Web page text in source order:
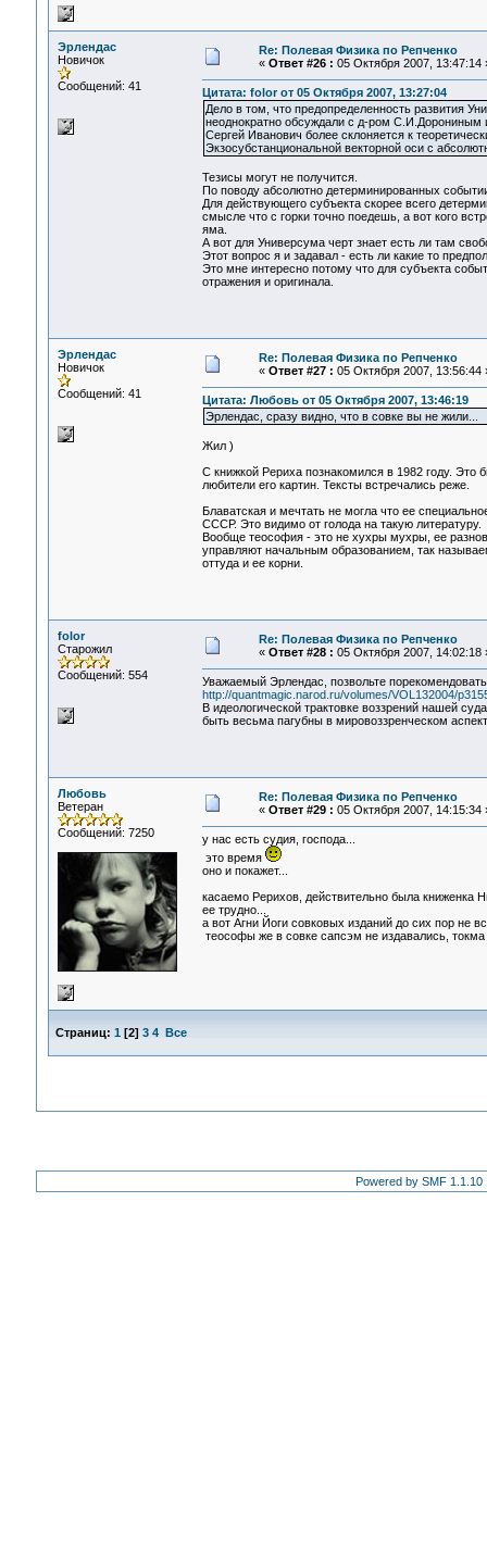
Эрлендас
Новичок
Сообщений: 41
Re: Полевая Физика по Репченко
« Ответ #26 : 05 Октября 2007, 13:47:14
Цитата: folor от 05 Октября 2007, 13:27:04
Дело в том, что предопределенность развития
неоднократно обсуждали с д-ром
Сергей Иванович более склоняется к
Экзосубстанциональной векторной оси с
Тезисы могут не получится.
По поводу абсолютно детерминированных
Для действующего субъекта скорее всего
смысле что с горки точно поедешь, а вот кого
яма.
А вот для Универсума черт знает есть ли там
Этот вопрос я и задавал - есть ли какие то
Это мне интересно потому что для субъекта
отражения и оригинала.
Эрлендас
Новичок
Сообщений: 41
Re: Полевая Физика по Репченко
« Ответ #27 : 05 Октября 2007, 13:56:44
Цитата: Любовь от 05 Октября 2007, 13:46:19
Эрлендас, сразу видно, что в совке вы не жили...
Жил )
С книжкой Рериха познакомился в 1982 году. Это
любители его картин. Тексты встречались реже.
Блаватская и мечтать не могла что ее
СССР. Это видимо от голода на такую литературу.
Вообще теософия - это не хухры мухры, ее
управляют начальным образованием, так
оттуда и ее корни.
folor
Старожил
Сообщений: 554
Re: Полевая Физика по Репченко
« Ответ #28 : 05 Октября 2007, 14:02:18
Уважаемый Эрлендас, позвольте
http://quantmagic.narod.ru/volumes/VOL132004/
В идеологической трактовке воззрений нашей
быть весьма пагубны в мировоззренческом
Любовь
Ветеран
Сообщений: 7250
Re: Полевая Физика по Репченко
« Ответ #29 : 05 Октября 2007, 14:15:34
у нас есть судия, господа...
это время
оно и покажет...
касаемо Рерихов, действительно была книженка
ее трудно...
а вот Агни Йоги совковых изданий до сих пор не
теософы же в совке сапсэм не издавались,
Страниц: 1 [2] 3 4 Все
Powered by SMF 1.1.10